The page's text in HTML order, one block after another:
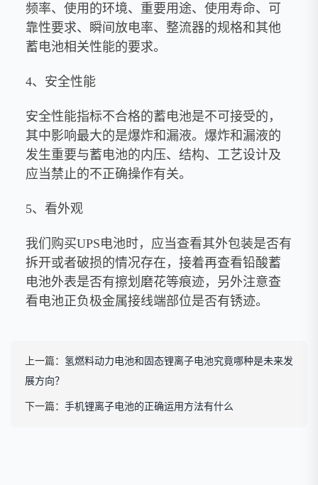
频率、使用的环境、重要用途、使用寿命、可
靠性要求、瞬间放电率、整流器的规格和其他
蓄电池相关性能的要求。
4、安全性能
安全性能指标不合格的蓄电池是不可接受的，
其中影响最大的是爆炸和漏液。爆炸和漏液的
发生重要与蓄电池的内压、结构、工艺设计及
应当禁止的不正确操作有关。
5、看外观
我们购买UPS电池时，应当查看其外包装是否有
拆开或者破损的情况存在，接着再查看铅酸蓄
电池外表是否有擦划磨花等痕迹，另外注意查
看电池正负极金属接线端部位是否有锈迹。
上一篇： 氢燃料动力电池和固态锂离子电池究竟哪种是未来发
展方向？
下一篇： 手机锂离子电池的正确运用方法有什么